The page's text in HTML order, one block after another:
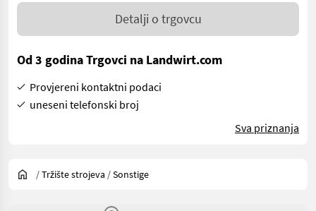
Detalji o trgovcu
Od 3 godina Trgovci na Landwirt.com
Provjereni kontaktni podaci
uneseni telefonski broj
Sva priznanja
/Tržište strojeva /Sonstige